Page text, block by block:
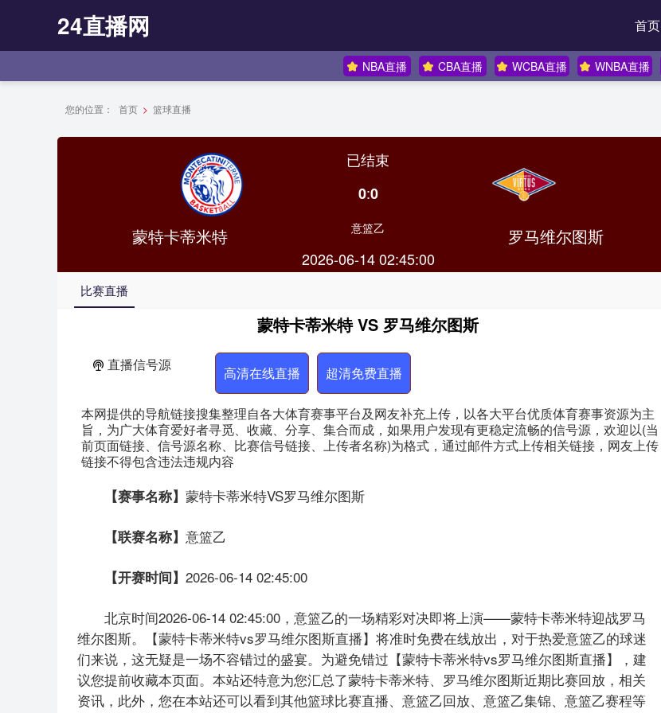
24直播网 首页
NBA直播 CBA直播 WCBA直播 WNBA直播
您的位置： 首页 > 篮球直播
蒙特卡蒂米特
已结束
0:0
意篮乙
2026-06-14 02:45:00
罗马维尔图斯
比赛直播
蒙特卡蒂米特 VS 罗马维尔图斯
直播信号源 高清在线直播 超清免费直播
本网提供的导航链接搜集整理自各大体育赛事平台及网友补充上传，以各大平台优质体育赛事资源为主
旨，为广大体育爱好者寻觅、收藏、分享、集合而成，如果用户发现有更稳定流畅的信号源，欢迎以(当
前页面链接、信号源名称、比赛信号链接、上传者名称)为格式，通过邮件方式上传相关链接，网友上传
链接不得包含违法违规内容
【赛事名称】 蒙特卡蒂米特VS罗马维尔图斯
【联赛名称】 意篮乙
【开赛时间】 2026-06-14 02:45:00
北京时间2026-06-14 02:45:00，意篮乙的一场精彩对决即将上演——蒙特卡蒂米特迎战罗马
维尔图斯。【蒙特卡蒂米特vs罗马维尔图斯直播】将准时免费在线放出，对于热爱意篮乙的球迷
们来说，这无疑是一场不容错过的盛宴。为避免错过【蒙特卡蒂米特vs罗马维尔图斯直播】，建
议您提前收藏本页面。本站还特意为您汇总了蒙特卡蒂米特、罗马维尔图斯近期比赛回放，相关
资讯，此外，您在本站还可以看到其他篮球比赛直播、意篮乙回放、意篮乙集锦、意篮乙赛程等